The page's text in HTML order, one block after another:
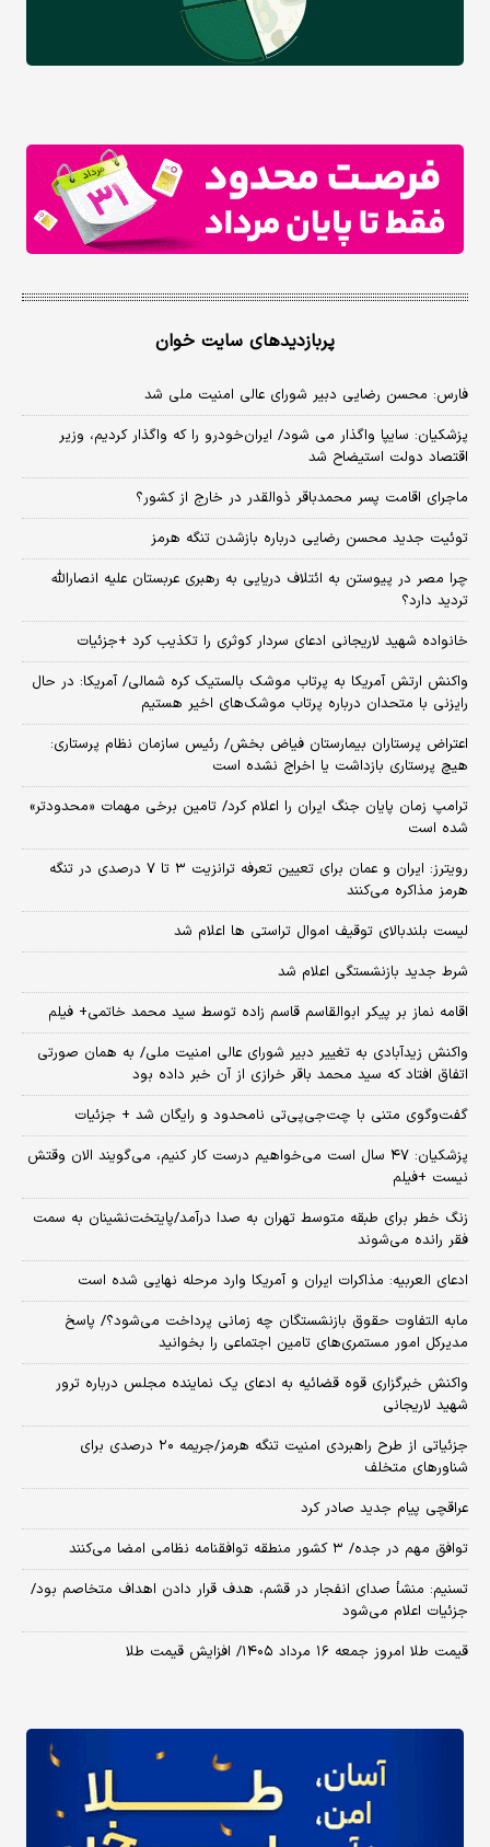
پربازدیدهای سایت خوان
فارس: محسن رضایی دبیر شورای عالی امنیت ملی شد
پزشکیان: سایپا واگذار می شود/ ایران‌خودرو را که واگذار کردیم، وزیر
اقتصاد دولت استیضاح شد
ماجرای اقامت پسر محمدباقر ذوالقدر در خارج از کشور؟
توئیت جدید محسن رضایی درباره بازشدن تنگه هرمز
چرا مصر در پیوستن به ائتلاف دریایی به رهبری عربستان علیه انصارالله
تردید دارد؟
خانواده شهید لاریجانی ادعای سردار کوثری را تکذیب کرد +جزئیات
واکنش ارتش آمریکا به پرتاب موشک بالستیک کره شمالی/ آمریکا: در حال
رایزنی با متحدان درباره پرتاب موشک‌های اخیر هستیم
اعتراض پرستاران بیمارستان فیاض بخش/ رئیس سازمان نظام پرستاری:
هیچ پرستاری بازداشت یا اخراج نشده است
ترامپ زمان پایان جنگ ایران را اعلام کرد/ تامین برخی مهمات «محدودتر»
شده است
رویترز: ایران و عمان برای تعیین تعرفه ترانزیت ۳ تا ۷ درصدی در تنگه
هرمز مذاکره می‌کنند
لیست بلندبالای توقیف اموال تراستی ها اعلام شد
شرط جدید بازنشستگی اعلام شد
اقامه نماز بر پیکر ابوالقاسم قاسم زاده توسط سید محمد خاتمی+ فیلم
واکنش زیدآبادی به تغییر دبیر شورای عالی امنیت ملی/ به همان صورتی
اتفاق افتاد که سید محمد باقر خرازی از آن خبر داده بود
گفت‌وگوی متنی با چت‌جی‌پی‌تی نامحدود و رایگان شد + جزئیات
پزشکیان: ۴۷ سال است می‌خواهیم درست کار کنیم، می‌گویند الان وقتش
نیست +فیلم
زنگ خطر برای طبقه متوسط تهران به صدا درآمد/پایتخت‌نشینان به سمت
فقر رانده می‌شوند
ادعای العربیه: مذاکرات ایران و آمریکا وارد مرحله نهایی شده است
مابه التفاوت حقوق بازنشستگان چه زمانی پرداخت می‌شود؟/ پاسخ
مدیرکل امور مستمری‌های تامین اجتماعی را بخوانید
واکنش خبرگزاری قوه قضائیه به ادعای یک نماینده مجلس درباره ترور
شهید لاریجانی
جزئیاتی از طرح راهبردی امنیت تنگه هرمز/جریمه ۲۰ درصدی برای
شناورهای متخلف
عراقچی پیام جدید صادر کرد
توافق مهم در جده/ ۳ کشور منطقه توافقنامه نظامی امضا می‌کنند
تسنیم: منشأ صدای انفجار در قشم، هدف قرار دادن اهداف متخاصم بود/
جزئیات اعلام می‌شود
قیمت طلا امروز جمعه ۱۶ مرداد ۱۴۰۵/ افزایش قیمت طلا